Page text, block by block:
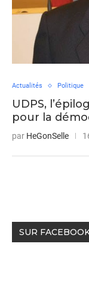
Actualités Politique
UDPS,
pour la
par HeGonSelle
SUR